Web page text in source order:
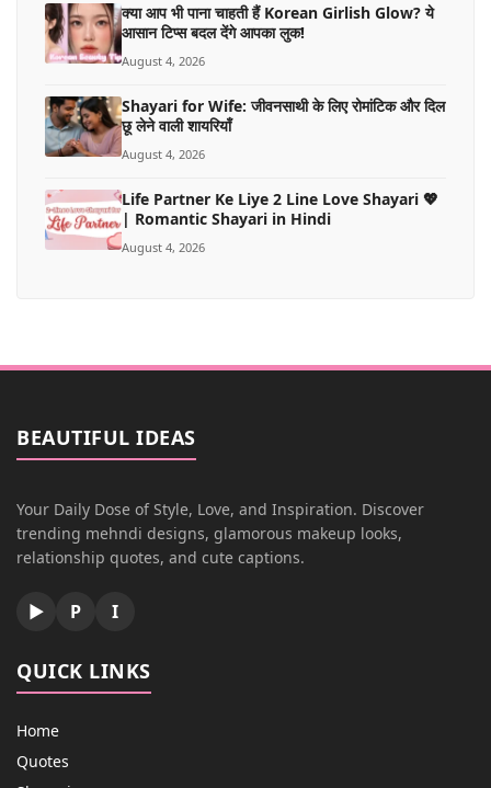
क्या आप भी पाना चाहती हैं Korean Girlish Glow? ये
आसान टिप्स बदल देंगे आपका लुक!
August 4, 2026
Shayari for Wife: जीवनसाथी के लिए रोमांटिक और दिल
छू लेने वाली शायरियाँ
August 4, 2026
Life Partner Ke Liye 2 Line Love Shayari 💖
| Romantic Shayari in Hindi
August 4, 2026
BEAUTIFUL IDEAS
Your Daily Dose of Style, Love, and Inspiration. Discover
trending mehndi designs, glamorous makeup looks,
relationship quotes, and cute captions.
▶ P I
QUICK LINKS
Home
Quotes